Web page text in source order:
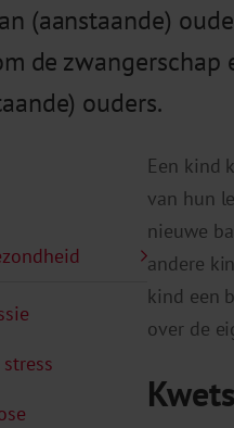
(aanstaande)
de
ouders.
Een kind
van hun
nieuwe
andere
kind een
over de